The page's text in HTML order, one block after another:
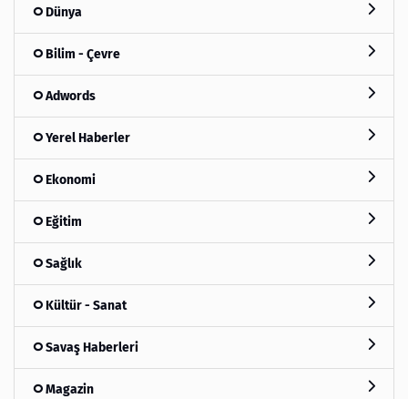
Dünya
Bilim - Çevre
Adwords
Yerel Haberler
Ekonomi
Eğitim
Sağlık
Kültür - Sanat
Savaş Haberleri
Magazin